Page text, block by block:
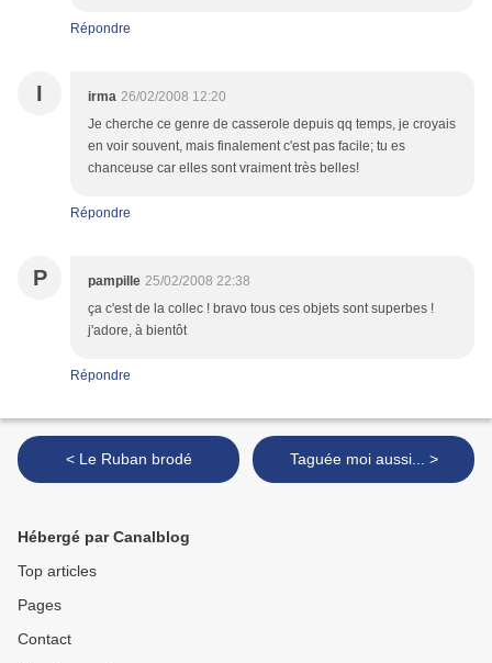
Répondre
I irma 26/02/2008 12:20
Je cherche ce genre de casserole depuis qq temps, je croyais
en voir souvent, mais finalement c'est pas facile; tu es
chanceuse car elles sont vraiment très belles!
Répondre
P pampille 25/02/2008 22:38
ça c'est de la collec ! bravo tous ces objets sont superbes !
j'adore, à bientôt
Répondre
< Le Ruban brodé Taguée moi aussi... >
Hébergé par Canalblog
Top articles
Pages
Contact